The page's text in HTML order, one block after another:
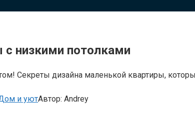
с низкими потолками
Секреты дизайна маленькой квартиры,
и уютАвтор: Andrey